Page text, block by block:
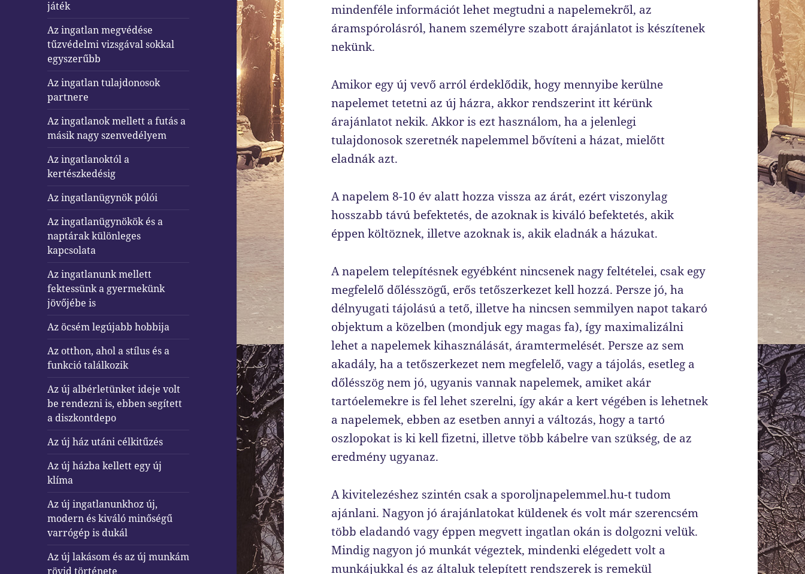
játék
Az ingatlan megvédése
tűzvédelmi vizsgával sokkal
egyszerűbb
Az ingatlan tulajdonosok
partnere
Az ingatlanok mellett a futás a
másik nagy szenvedélyem
Az ingatlanoktól a
kertészkedésig
Az ingatlanügynök pólói
Az ingatlanügynökök és a
naptárak különleges
kapcsolata
Az ingatlanunk mellett
fektessünk a gyermekünk
jövőjébe is
Az öcsém legújabb hobbija
Az otthon, ahol a stílus és a
funkció találkozik
Az új albérletünket ideje volt
be rendezni is, ebben segített
a diszkontdepo
Az új ház utáni célkitűzés
Az új házba kellett egy új
klíma
Az új ingatlanunkhoz új,
modern és kiváló minőségű
varrógép is dukál
Az új lakásom és az új munkám
rövid története
mindenféle információt lehet megtudni a napelemekről, az
áramspórolásról, hanem személyre szabott árajánlatot is készítenek
nekünk.
Amikor egy új vevő arról érdeklődik, hogy mennyibe kerülne
napelemet tetetni az új házra, akkor rendszerint itt kérünk
árajánlatot nekik. Akkor is ezt használom, ha a jelenlegi
tulajdonosok szeretnék napelemmel bővíteni a házat, mielőtt
eladnák azt.
A napelem 8-10 év alatt hozza vissza az árát, ezért viszonylag
hosszabb távú befektetés, de azoknak is kiváló befektetés, akik
éppen költöznek, illetve azoknak is, akik eladnák a házukat.
A napelem telepítésnek egyébként nincsenek nagy feltételei, csak egy
megfelelő dőlésszögű, erős tetőszerkezet kell hozzá. Persze jó, ha
délnyugati tájolású a tető, illetve ha nincsen semmilyen napot takaró
objektum a közelben (mondjuk egy magas fa), így maximalizálni
lehet a napelemek kihasználását, áramtermelését. Persze az sem
akadály, ha a tetőszerkezet nem megfelelő, vagy a tájolás, esetleg a
dőlésszög nem jó, ugyanis vannak napelemek, amiket akár
tartóelemekre is fel lehet szerelni, így akár a kert végében is lehetnek
a napelemek, ebben az esetben annyi a változás, hogy a tartó
oszlopokat is ki kell fizetni, illetve több kábelre van szükség, de az
eredmény ugyanaz.
A kivitelezéshez szintén csak a sporoljnapelemmel.hu-t tudom
ajánlani. Nagyon jó árajánlatokat küldenek és volt már szerencsém
több eladandó vagy éppen megvett ingatlan okán is dolgozni velük.
Mindig nagyon jó munkát végeztek, mindenki elégedett volt a
munkájukkal és az általuk telepített rendszerek is remekül